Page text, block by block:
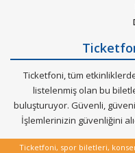
Ticketfoni, tüm
listelenmiş olan bu
buluşturuyor. Güvenli,
İşlemlerinizin güvenliğini
Ticketfoni, spor biletleri,